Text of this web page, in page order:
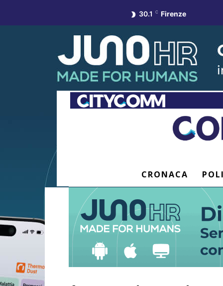
30.1 C Firenze
CRONACA